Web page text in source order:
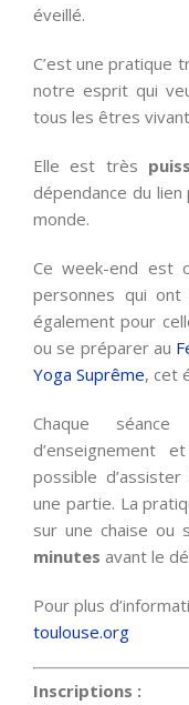
éveillé.
C’est une pratique
notre esprit qui
tous les êtres
Elle est très
dépendance du
monde.
Ce week-end est
personnes qui
également pour
ou se préparer au
Yoga Suprême, cet
Chaque
d’enseignement
possible
une partie. La
sur une chaise ou
minutes avant le
Pour plus
toulouse.org
Inscriptions :